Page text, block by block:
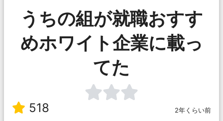
うちの組が就職おすす
めホワイト企業に載っ
てた
518 2年くらい前